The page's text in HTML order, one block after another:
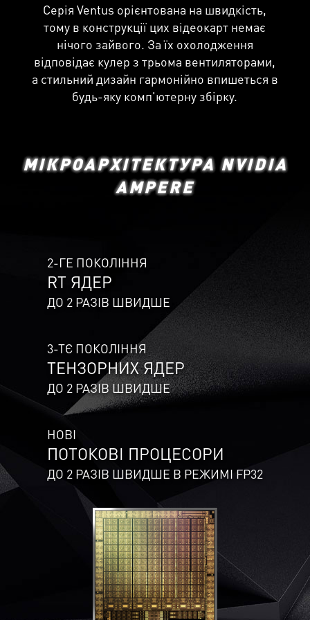
Серія Ventus орієнтована на швидкість,
тому в конструкції цих відеокарт немає
нічого зайвого. За їх охолодження
відповідає кулер з трьома вентиляторами,
а стильний дизайн гармонійно впишеться в
будь-яку комп'ютерну збірку.
МІКРОАРХІТЕКТУРА NVIDIA
AMPERE
2-ГЕ ПОКОЛІННЯ
RT ЯДЕР
ДО 2 РАЗІВ ШВИДШЕ
3-ТЄ ПОКОЛІННЯ
ТЕНЗОРНИХ ЯДЕР
ДО 2 РАЗІВ ШВИДШЕ
НОВІ
ПОТОКОВІ ПРОЦЕСОРИ
ДО 2 РАЗІВ ШВИДШЕ В РЕЖИМІ FP32